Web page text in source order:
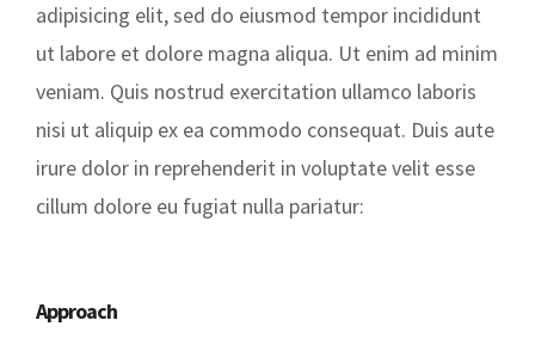
adipisicing elit, sed do eiusmod tempor incididunt
ut labore et dolore magna aliqua. Ut enim ad minim
veniam. Quis nostrud exercitation ullamco laboris
nisi ut aliquip ex ea commodo consequat. Duis aute
irure dolor in reprehenderit in voluptate velit esse
cillum dolore eu fugiat nulla pariatur:
Approach